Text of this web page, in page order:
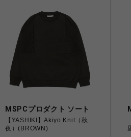
MSPCプロダクト ソート
【YASHIKI】Akiyo Knit（秋
夜）(BROWN)